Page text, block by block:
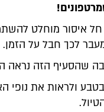
חל איסור מוחלט
לכך חבל על הזמן.
שהסעיף הזה נראה
ולראות את נופי